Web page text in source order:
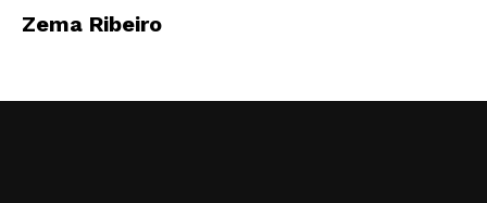
Zema Ribeiro